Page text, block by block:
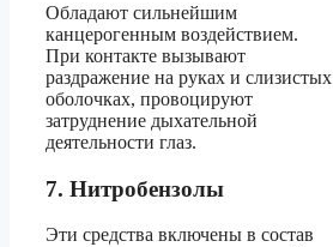
Обладают сильнейшим
канцерогенным воздействием.
При контакте вызывают
раздражение на руках и слизистых
оболочках, провоцируют
затруднение дыхательной
деятельности глаз.
7. Нитробензолы
Эти средства включены в состав